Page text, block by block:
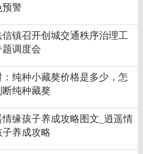
预警
信镇召开创城交通秩序治理工
题调度会
：纯种小藏獒价格是多少，怎
断纯种藏獒
情缘孩子养成攻略图文_逍遥情
子养成攻略